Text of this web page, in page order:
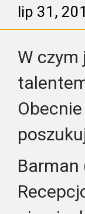
lip 31,
W czym